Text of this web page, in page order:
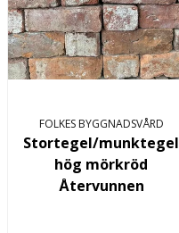
FOLKES BYGGNADSVÅRD
Stortegel/munktegel
hög mörkröd
Återvunnen